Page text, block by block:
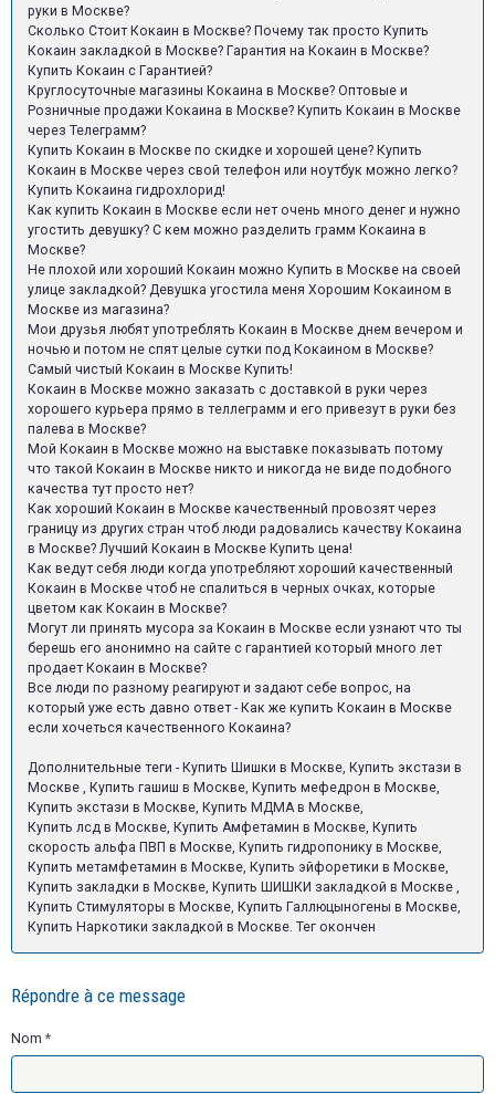
руки в Москве?
Сколько Стоит Кокаин в Москве? Почему так просто Купить
Кокаин закладкой в Москве? Гарантия на Кокаин в Москве?
Купить Кокаин с Гарантией?
Круглосуточные магазины Кокаина в Москве? Оптовые и
Розничные продажи Кокаина в Москве? Купить Кокаин в Москве
через Телеграмм?
Купить Кокаин в Москве по скидке и хорошей цене? Купить
Кокаин в Москве через свой телефон или ноутбук можно легко?
Купить Кокаина гидрохлорид!
Как купить Кокаин в Москве если нет очень много денег и нужно
угостить девушку? С кем можно разделить грамм Кокаина в
Москве?
Не плохой или хороший Кокаин можно Купить в Москве на своей
улице закладкой? Девушка угостила меня Хорошим Кокаином в
Москве из магазина?
Мои друзья любят употреблять Кокаин в Москве днем вечером и
ночью и потом не спят целые сутки под Кокаином в Москве?
Самый чистый Кокаин в Москве Купить!
Кокаин в Москве можно заказать с доставкой в руки через
хорошего курьера прямо в теллеграмм и его привезут в руки без
палева в Москве?
Мой Кокаин в Москве можно на выставке показывать потому
что такой Кокаин в Москве никто и никогда не виде подобного
качества тут просто нет?
Как хороший Кокаин в Москве качественный провозят через
границу из других стран чтоб люди радовались качеству Кокаина
в Москве? Лучший Кокаин в Москве Купить цена!
Как ведут себя люди когда употребляют хороший качественный
Кокаин в Москве чтоб не спалиться в черных очках, которые
цветом как Кокаин в Москве?
Могут ли принять мусора за Кокаин в Москве если узнают что ты
берешь его анонимно на сайте с гарантией который много лет
продает Кокаин в Москве?
Все люди по разному реагируют и задают себе вопрос, на
который уже есть давно ответ - Как же купить Кокаин в Москве
если хочеться качественного Кокаина?
Дополнительные теги - Купить Шишки в Москве, Купить экстази в
Москве , Купить гашиш в Москве, Купить мефедрон в Москве,
Купить экстази в Москве, Купить МДМА в Москве,
Купить лсд в Москве, Купить Амфетамин в Москве, Купить
скорость альфа ПВП в Москве, Купить гидропонику в Москве,
Купить метамфетамин в Москве, Купить эйфоретики в Москве,
Купить закладки в Москве, Купить ШИШКИ закладкой в Москве ,
Купить Стимуляторы в Москве, Купить Галлюцыногены в Москве,
Купить Наркотики закладкой в Москве. Тег окончен
Répondre à ce message
Nom